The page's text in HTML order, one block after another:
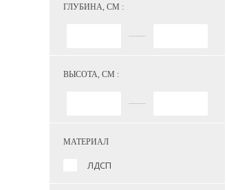
ГЛУБИНА, СМ :
ВЫСОТА, СМ :
МАТЕРИАЛ
ЛДСП